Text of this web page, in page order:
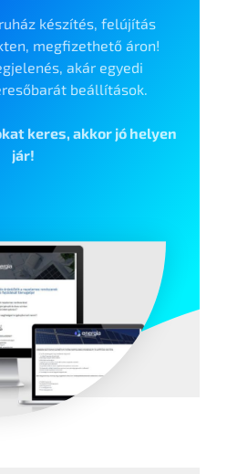
készítés, felújítás
megfizethető áron!
akár egyedi
beállítások.
keres, akkor jó helyen
jár!